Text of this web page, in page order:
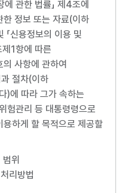
에 관한 법률」 제4조에
한 정보 또는 자료(이하
신용정보의 이용 및
1항에 따른
사항에 관하여
절차(이하
)에 따라 그가 속하는
험관리 등 대통령령으로
하게 할 목적으로 제공할
위
리방법